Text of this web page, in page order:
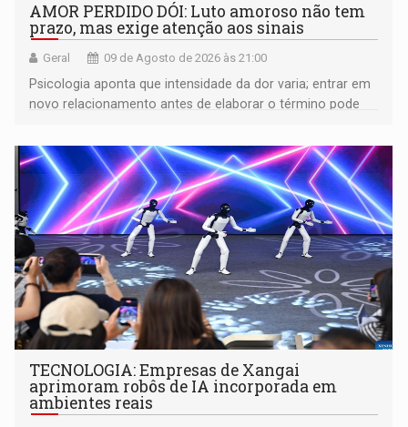
AMOR PERDIDO DÓI: Luto amoroso não tem
prazo, mas exige atenção aos sinais
Geral 09 de Agosto de 2026 às 21:00
Psicologia aponta que intensidade da dor varia; entrar em
novo relacionamento antes de elaborar o término pode
TECNOLOGIA: Empresas de Xangai
aprimoram robôs de IA incorporada em
ambientes reais